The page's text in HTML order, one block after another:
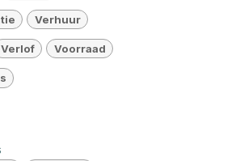
Verhuur
Verlof Voorraad